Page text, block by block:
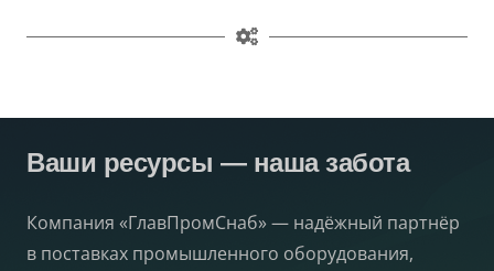
Ваши ресурсы — наша забота
Компания «ГлавПромСнаб» — надёжный партнёр
в поставках промышленного оборудования,